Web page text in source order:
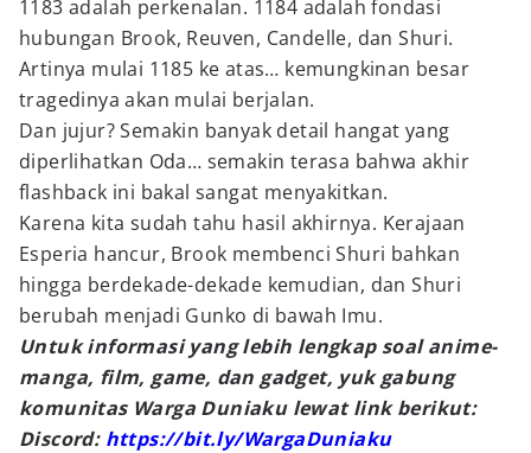
1183 adalah perkenalan. 1184 adalah fondasi
hubungan Brook, Reuven, Candelle, dan Shuri.
Artinya mulai 1185 ke atas… kemungkinan besar
tragedinya akan mulai berjalan.
Dan jujur? Semakin banyak detail hangat yang
diperlihatkan Oda… semakin terasa bahwa akhir
flashback ini bakal sangat menyakitkan.
Karena kita sudah tahu hasil akhirnya. Kerajaan
Esperia hancur, Brook membenci Shuri bahkan
hingga berdekade-dekade kemudian, dan Shuri
berubah menjadi Gunko di bawah Imu.
Untuk informasi yang lebih lengkap soal anime-
manga, film, game, dan gadget, yuk gabung
komunitas Warga Duniaku lewat link berikut:
Discord: https://bit.ly/WargaDuniaku